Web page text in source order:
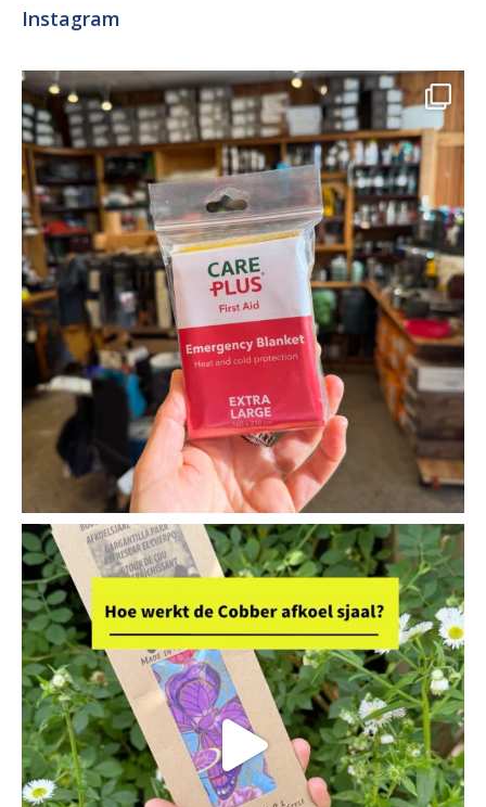
Instagram